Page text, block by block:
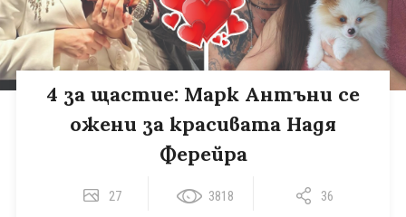
4 за щастие: Марк Антъни се
ожени за красивата Надя
Ферейра
27 3818 36